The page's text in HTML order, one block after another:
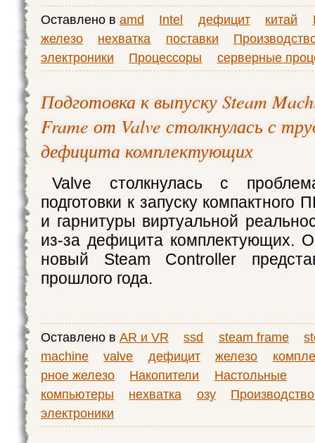
Оставлено в amd Intel дефицит китай
железо
нехватка поставки
электроники
Процессоры серверные
Подготовка к выпуску Steam
Frame от Valve столкнулась с
дефицита комплектующих
Valve столкнулась с
подготовки к запуску компактного
и гарнитуры виртуальной
из-за дефицита комплектующих.
новый Steam Controller
прошлого года.
Оставлено в AR и VR ssd steam frame
machine
valve дефицит железо
рное железо
Накопители
Настольные
компьютеры
нехватка озу
электроники